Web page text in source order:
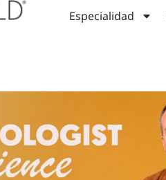
Especialidad